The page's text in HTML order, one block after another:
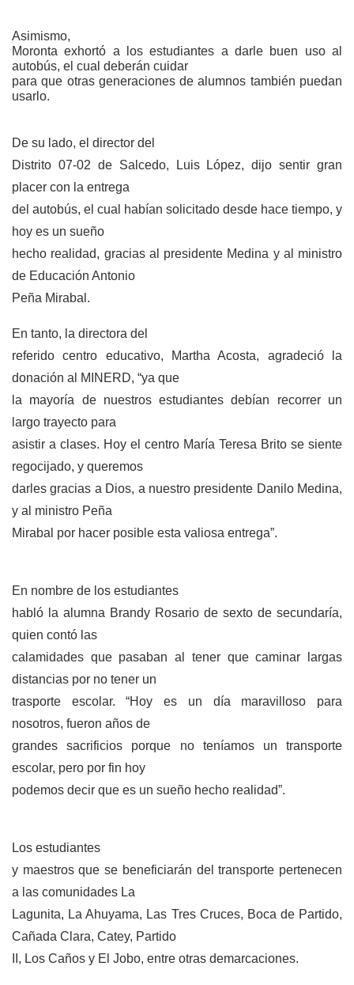
Asimismo,
Moronta exhortó a los estudiantes a darle buen uso al
autobús, el cual deberán cuidar
para que otras generaciones de alumnos también puedan
usarlo.
De su lado, el director del
Distrito 07-02 de Salcedo, Luis López, dijo sentir gran
placer con la entrega
del autobús, el cual habían solicitado desde hace tiempo, y
hoy es un sueño
hecho realidad, gracias al presidente Medina y al ministro
de Educación Antonio
Peña Mirabal.
En tanto, la directora del
referido centro educativo, Martha Acosta, agradeció la
donación al MINERD, “ya que
la mayoría de nuestros estudiantes debían recorrer un
largo trayecto para
asistir a clases. Hoy el centro María Teresa Brito se siente
regocijado, y queremos
darles gracias a Dios, a nuestro presidente Danilo Medina,
y al ministro Peña
Mirabal por hacer posible esta valiosa entrega”.
En nombre de los estudiantes
habló la alumna Brandy Rosario de sexto de secundaría,
quien contó las
calamidades que pasaban al tener que caminar largas
distancias por no tener un
trasporte escolar. “Hoy es un día maravilloso para
nosotros, fueron años de
grandes sacrificios porque no teníamos un transporte
escolar, pero por fin hoy
podemos decir que es un sueño hecho realidad”.
Los estudiantes
y maestros que se beneficiarán del transporte pertenecen
a las comunidades La
Lagunita, La Ahuyama, Las Tres Cruces, Boca de Partido,
Cañada Clara, Catey, Partido
II, Los Caños y El Jobo, entre otras demarcaciones.